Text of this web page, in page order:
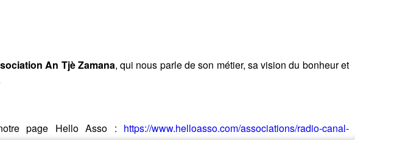
An Tjè Zamana, qui nous parle de son métier, sa vision du bonheur et
page Hello Asso : https://www.helloasso.com/associations/radio-canal-